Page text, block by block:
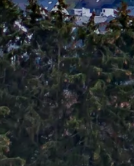
Stellenangebote
Unternehmen
Das geheime Geräusch
Wandern
Fotobox
Amphibienschutz
Team
Programm
Service
Handwerker